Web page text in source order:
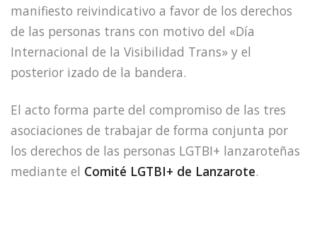
manifiesto reivindicativo a favor de los derechos
de las personas trans con motivo del «Día
Internacional de la Visibilidad Trans» y el
posterior izado de la bandera.
El acto forma parte del compromiso de las tres
asociaciones de trabajar de forma conjunta por
los derechos de las personas LGTBI+ lanzaroteñas
mediante el Comité LGTBI+ de Lanzarote.